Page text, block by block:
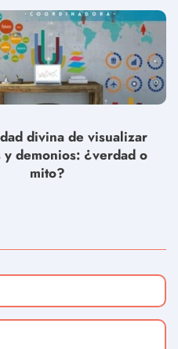
divina de visualizar
demonios: ¿verdad o
mito?